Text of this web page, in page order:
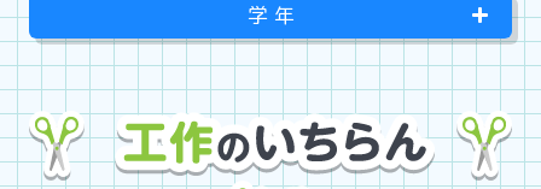
学 年